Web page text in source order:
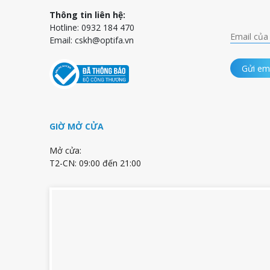
Thông tin liên hệ:
Hotline: 0932 184 470
Email: cskh@optifa.vn
Gửi
GIỜ MỞ CỬA
Mở cửa:
T2-CN: 09:00 đến 21:00